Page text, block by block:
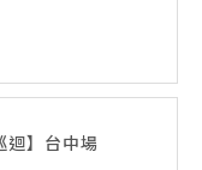
】台中場